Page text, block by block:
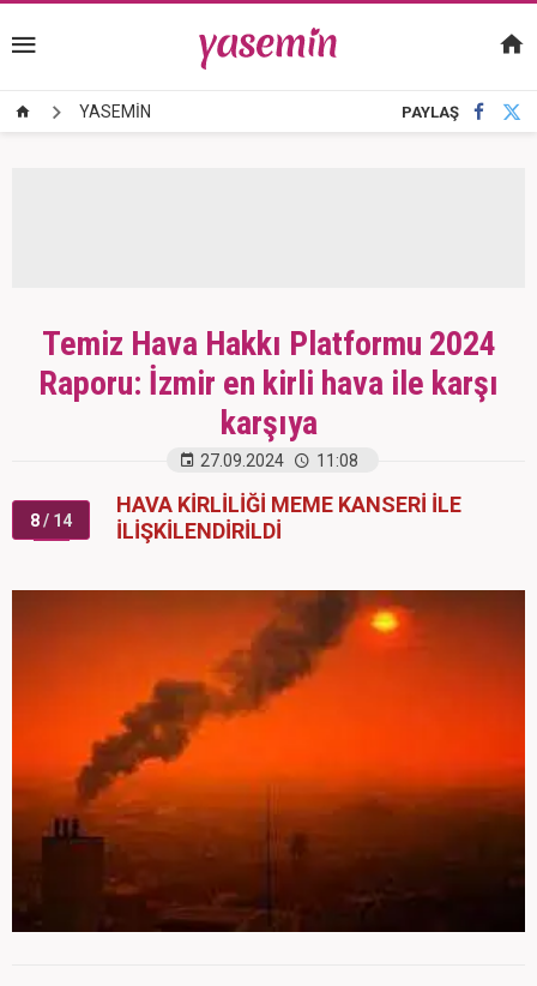
YASEMİN PAYLAŞ
Temiz Hava Hakkı Platformu 2024
Raporu: İzmir en kirli hava ile karşı
karşıya
27.09.2024 11:08
8/ 14
HAVA KİRLİLİĞİ MEME KANSERİ İLE
İLİŞKİLENDİRİLDİ